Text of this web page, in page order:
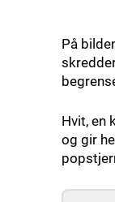
På
Hvit, en
og gir